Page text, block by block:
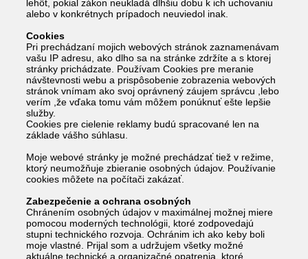
lehôt, pokial zákon neukladá dlhšiu dobu k ich uchovaniu
alebo v konkrétnych prípadoch neuviedol inak.
Cookies
Pri prechádzaní mojich webových stránok zaznamenávam
vašu IP adresu, ako dlho sa na stránke zdržíte a s ktorej
stránky prichádzate. Používam Cookies pre meranie
návštevnosti webu a prispôsobenie zobrazenia webových
stránok vnímam ako svoj oprávnený záujem správcu ,lebo
verím ,že vďaka tomu vám môžem ponúknuť ešte lepšie
služby.
Cookies pre cielenie reklamy budú spracované len na
základe vášho súhlasu.
Moje webové stránky je možné prechádzať tiež v režime,
ktorý neumožňuje zbieranie osobných údajov. Používanie
cookies môžete na počítači zakázať.
Zabezpečenie a ochrana osobných
Chránením osobných údajov v maximálnej možnej miere
pomocou moderných technológii, ktoré zodpovedajú
stupni technického rozvoja. Ochránim ich ako keby boli
moje vlastné. Prijal som a udržujem všetky možné
aktuálne technické a organizačné opatrenia, ktoré